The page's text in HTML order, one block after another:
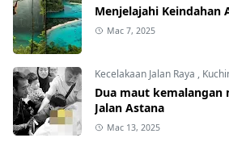
Menjelajahi Keindahan
Mac 7, 2025
Kecelakaan Jalan Raya ,
Dua maut kemalangan
Jalan Astana
Mac 13, 2025